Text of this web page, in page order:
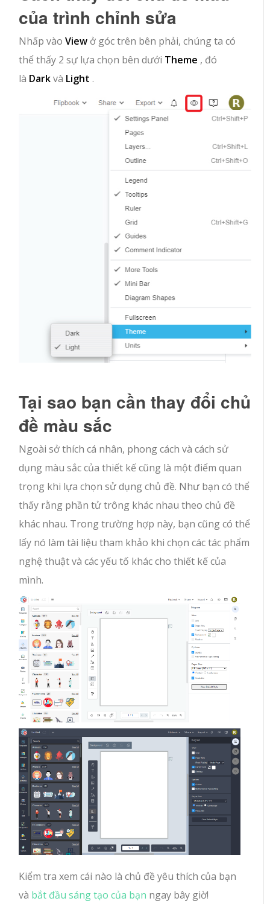
của trình chỉnh sửa
Nhấp vàoView ở góc trên bên phải, chúng ta có
thể thấy 2 sự lựa chọn bên dưới Theme , đó
là Darkvà Light .
Tại sao bạn cần thay đổi chủ
đề màu sắc
Ngoài sở thích cá nhân, phong cách và cách sử
dụng màu sắc của thiết kế cũng là một điểm quan
trọng khi lựa chọn sử dụng chủ đề. Như bạn có thể
thấy rằng phần tử trông khác nhau theo chủ đề
khác nhau. Trong trường hợp này, bạn cũng có thể
lấy nó làm tài liệu tham khảo khi chọn các tác phẩm
nghệ thuật và các yếu tố khác cho thiết kế của
mình.
Kiểm tra xem cái nào là chủ đề yêu thích của bạn
và bắt đầu sáng tạo của bạn ngay bây giờ!